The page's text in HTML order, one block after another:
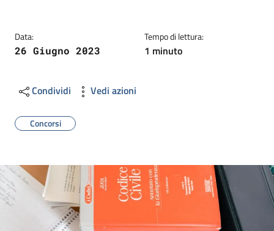
Data:
26 Giugno 2023
Tempo di lettura:
1 minuto
Condividi Vedi azioni
Concorsi
Image